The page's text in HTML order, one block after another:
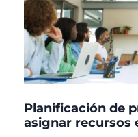
Planificación de
asignar recursos